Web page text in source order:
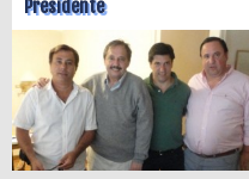
Presidente